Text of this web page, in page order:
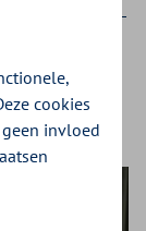
CDK4/6-
en
cookies
invloed